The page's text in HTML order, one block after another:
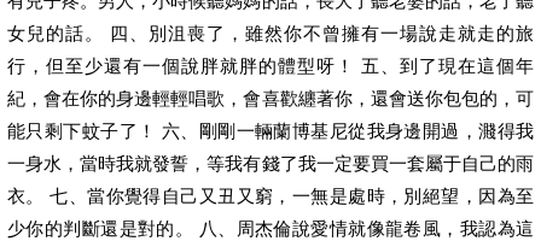
女兒的話。 四、別沮喪了，雖然你不曾擁有一場說走就走的旅
行，但至少還有一個說胖就胖的體型呀！ 五、到了現在這個年
紀，會在你的身邊輕輕唱歌，會喜歡纏著你，還會送你包包的，可
能只剩下蚊子了！ 六、剛剛一輛蘭博基尼從我身邊開過，濺得我
一身水，當時我就發誓，等我有錢了我一定要買一套屬于自己的雨
衣。 七、當你覺得自己又丑又窮，一無是處時，別絕望，因為至
少你的判斷還是對的。 八、周杰倫說愛情就像龍卷風，我認為這